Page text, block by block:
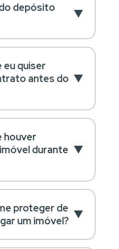
depósito
eu quiser
antes do
houver
durante
proteger de
um imóvel?